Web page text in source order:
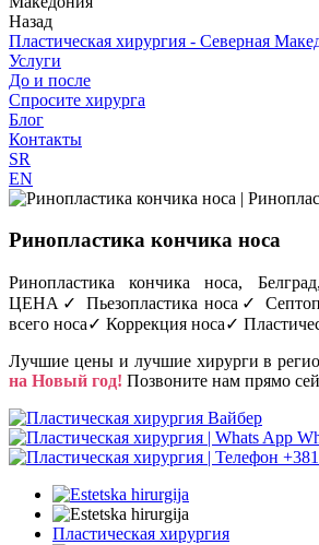
Назад
Пластическая хирургия - Северная
Услуги
До и после
Спросите хирурга
Блог
Контакты
SR
EN
Ринопластика кончика носа
Ринопластика кончика носа,
ЦЕНА✓ Пьезопластика носа✓
всего носа✓ Коррекция носа✓
Лучшие цены и лучшие хирурги в
на Новый год! Позвоните нам прямо
Вайбер
Пластическая хирургия